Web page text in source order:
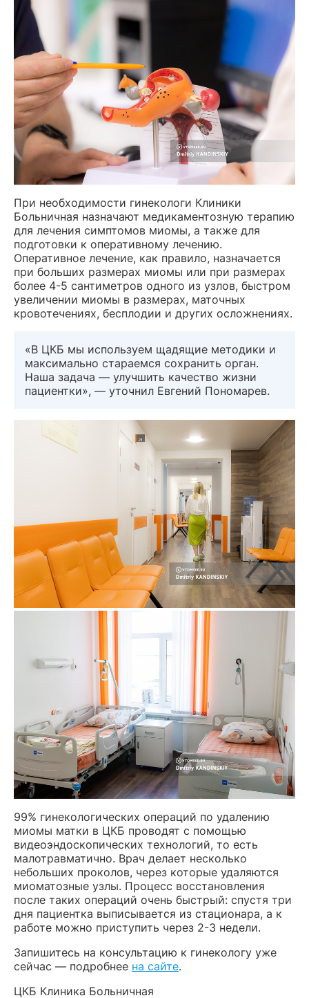
При необходимости гинекологи Клиники
Больничная назначают медикаментозную терапию
для лечения симптомов миомы, а также для
подготовки к оперативному лечению.
Оперативное лечение, как правило, назначается
при больших размерах миомы или при размерах
более 4-5 сантиметров одного из узлов, быстром
увеличении миомы в размерах, маточных
кровотечениях, бесплодии и других осложнениях.
«В ЦКБ мы используем щадящие методики и
максимально стараемся сохранить орган.
Наша задача — улучшить качество жизни
пациентки», — уточнил Евгений Пономарев.
99% гинекологических операций по удалению
миомы матки в ЦКБ проводят с помощью
видеоэндоскопических технологий, то есть
малотравматично. Врач делает несколько
небольших проколов, через которые удаляются
миоматозные узлы. Процесс восстановления
после таких операций очень быстрый: спустя три
дня пациентка выписывается из стационара, а к
работе можно приступить через 2-3 недели.
Запишитесь на консультацию к гинекологу уже
сейчас — подробнее на сайте.
ЦКБ Клиника Больничная